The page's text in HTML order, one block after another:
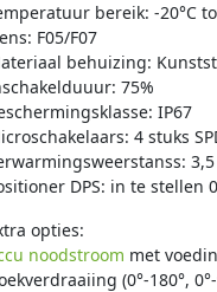
bereik: -20°C
F05/F07
behuizing:
75%
IP67
4 stuks
DPS: in te stellen
opties:
noodstroom met
(0°-180°,